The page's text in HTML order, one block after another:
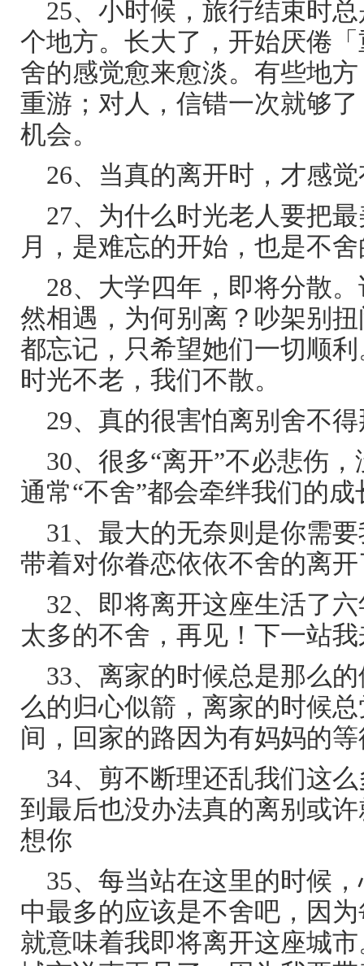
25、小时候，旅行结束时
个地方。长大了，开始厌倦
舍的感觉愈来愈淡。有些地
重游；对人，信错一次就够
机会。
26、当真的离开时，才感
27、为什么时光老人要把
月，是难忘的开始，也是不
28、大学四年，即将分散
然相遇，为何别离？吵架别
都忘记，只希望她们一切顺
时光不老，我们不散。
29、真的很害怕离别舍不
30、很多“离开”不必悲伤
通常“不舍”都会牵绊我们的成
31、最大的无奈则是你需
带着对你眷恋依依不舍的离
32、即将离开这座生活了
太多的不舍，再见！下一站
33、离家的时候总是那么
么的归心似箭，离家的时候
间，回家的路因为有妈妈的
34、剪不断理还乱我们这
到最后也没办法真的离别或
想你
35、每当站在这里的时候
中最多的应该是不舍吧，因
就意味着我即将离开这座城